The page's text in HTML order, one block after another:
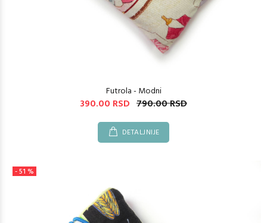
Futrola - Modni
390.00 RSD 790.00 RSD
DETALJNIJE
- 51 %